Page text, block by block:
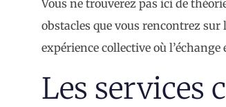
Vous ne trouverez pas ici de
obstacles que vous rencontrez
expérience collective où
Les services